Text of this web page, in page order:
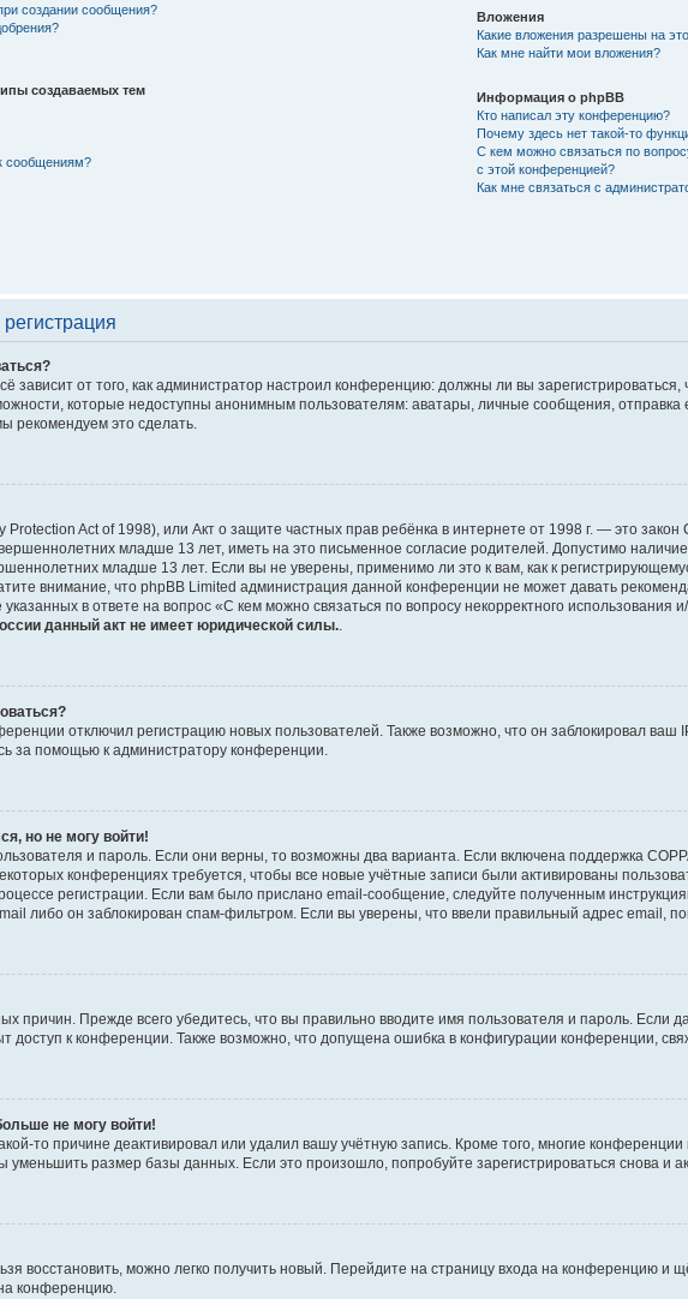
создании сообщения?
создаваемых тем
сообщениям?
Вложения
Какие вложения разрешены на
Как мне найти мои вложения?
Информация о phpBB
Кто написал эту конференцию?
Почему здесь нет такой-то
С кем можно связаться по
с этой конференцией?
Как мне связаться с
зависит от того, как администратор настроил конференцию: должны ли вы
которые недоступны анонимным пользователям: аватары, личные сообщения, отправка
рекомендуем это сделать.
Protection Act of 1998), или Акт о защите частных прав ребёнка в интернете от 1998 г. — это
младше 13 лет, иметь на это письменное согласие родителей. Допустимо
младше 13 лет. Если вы не уверены, применимо ли это к вам, как к
внимание, что phpBB Limited администрация данной конференции не может давать
в ответе на вопрос «С кем можно связаться по вопросу некорректного
данный акт не имеет юридической силы..
отключил регистрацию новых пользователей. Также возможно, что он заблокировал
за помощью к администратору конференции.
но не могу войти!
и пароль. Если они верны, то возможны два варианта. Если включена поддержка
конференциях требуется, чтобы все новые учётные записи были активированы
регистрации. Если вам было прислано email-сообщение, следуйте полученным
либо он заблокирован спам-фильтром. Если вы уверены, что ввели правильный адрес email,
причин. Прежде всего убедитесь, что вы правильно вводите имя пользователя и пароль. Если
доступ к конференции. Также возможно, что допущена ошибка в конфигурации конференции,
не могу войти!
то причине деактивировал или удалил вашу учётную запись. Кроме того, многие
размер базы данных. Если это произошло, попробуйте зарегистрироваться снова и
восстановить, можно легко получить новый. Перейдите на страницу входа на конференцию и
конференцию.